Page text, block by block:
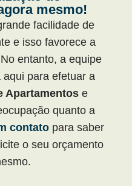
mesmo!
facilidade de
e isso favorece a
entanto, a equipe
aqui para efetuar a
Apartamentose
quanto a
contato para saber
o seu orçamento